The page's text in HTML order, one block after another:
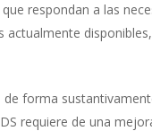
respondan a las
forma
requiere de una